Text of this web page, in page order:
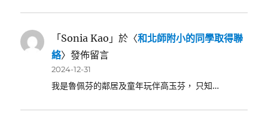
「Sonia Kao 」於〈和北師附小的同學取得聯
絡〉發佈留言
2024-12-31
我是魯佩芬的鄰居及童年玩伴高玉芬， 只知…